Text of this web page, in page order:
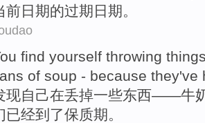
前 日期的过期 日期。
find yourself throwing
of soup - because they've
现自己在丢掉一些东西——牛
已经到了保质期 。